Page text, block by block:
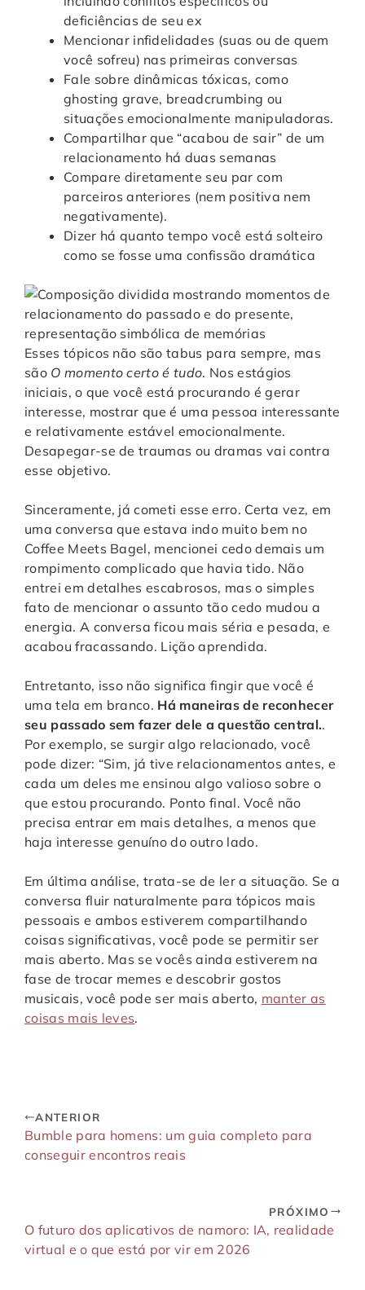
deficiências de seu ex
Mencionar infidelidades (suas ou de quem
você sofreu) nas primeiras conversas
Fale sobre dinâmicas tóxicas, como
ghosting grave, breadcrumbing ou
situações emocionalmente manipuladoras.
Compartilhar que “acabou de sair” de um
relacionamento há duas semanas
Compare diretamente seu par com
parceiros anteriores (nem positiva nem
negativamente).
Dizer há quanto tempo você está solteiro
como se fosse uma confissão dramática
Esses tópicos não são tabus para sempre, mas
são O momento certo é tudo. Nos estágios
iniciais, o que você está procurando é gerar
interesse, mostrar que é uma pessoa interessante
e relativamente estável emocionalmente.
Desapegar-se de traumas ou dramas vai contra
esse objetivo.
Sinceramente, já cometi esse erro. Certa vez, em
uma conversa que estava indo muito bem no
Coffee Meets Bagel, mencionei cedo demais um
rompimento complicado que havia tido. Não
entrei em detalhes escabrosos, mas o simples
fato de mencionar o assunto tão cedo mudou a
energia. A conversa ficou mais séria e pesada, e
acabou fracassando. Lição aprendida.
Entretanto, isso não significa fingir que você é
uma tela em branco. Há maneiras de reconhecer
seu passado sem fazer dele a questão central..
Por exemplo, se surgir algo relacionado, você
pode dizer: “Sim, já tive relacionamentos antes, e
cada um deles me ensinou algo valioso sobre o
que estou procurando. Ponto final. Você não
precisa entrar em mais detalhes, a menos que
haja interesse genuíno do outro lado.
Em última análise, trata-se de ler a situação. Se a
conversa fluir naturalmente para tópicos mais
pessoais e ambos estiverem compartilhando
coisas significativas, você pode se permitir ser
mais aberto. Mas se vocês ainda estiverem na
fase de trocar memes e descobrir gostos
musicais, você pode ser mais aberto, manter as
coisas mais leves.
ANTERIOR
Bumble para homens: um guia completo para
conseguir encontros reais
PRÓXIMO
O futuro dos aplicativos de namoro: IA, realidade
virtual e o que está por vir em 2026